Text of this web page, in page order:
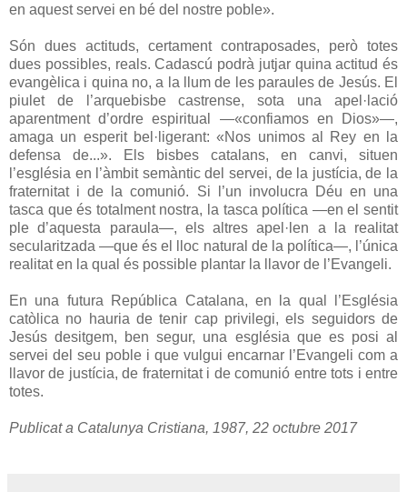
en aquest servei en bé del nostre poble».
Són dues actituds, certament contraposades, però totes
dues possibles, reals. Cadascú podrà jutjar quina actitud és
evangèlica i quina no, a la llum de les paraules de Jesús. El
piulet de l’arquebisbe castrense, sota una apel·lació
aparentment d’ordre espiritual —«confiamos en Dios»—,
amaga un esperit bel·ligerant: «Nos unimos al Rey en la
defensa de...». Els bisbes catalans, en canvi, situen
l’església en l’àmbit semàntic del servei, de la justícia, de la
fraternitat i de la comunió. Si l’un involucra Déu en una
tasca que és totalment nostra, la tasca política —en el sentit
ple d’aquesta paraula—, els altres apel·len a la realitat
secularitzada —que és el lloc natural de la política—, l’única
realitat en la qual és possible plantar la llavor de l’Evangeli.
En una futura República Catalana, en la qual l’Església
catòlica no hauria de tenir cap privilegi, els seguidors de
Jesús desitgem, ben segur, una església que es posi al
servei del seu poble i que vulgui encarnar l’Evangeli com a
llavor de justícia, de fraternitat i de comunió entre tots i entre
totes.
Publicat a Catalunya Cristiana, 1987, 22 octubre 2017